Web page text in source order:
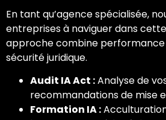
En tant qu’agence spécialisée,
entreprises à naviguer dans
approche combine
sécurité juridique.
Audit IA Act :Analyse de
recommandations de mise
Formation IA :